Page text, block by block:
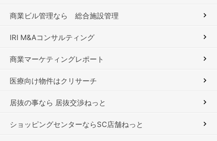
商業ビル管理なら 総合施設管理
IRI M&Aコンサルティング
商業マーケティングレポート
医療向け物件はクリサーチ
居抜の事なら 居抜交渉ねっと
ショッピングセンターならSC店舗ねっと